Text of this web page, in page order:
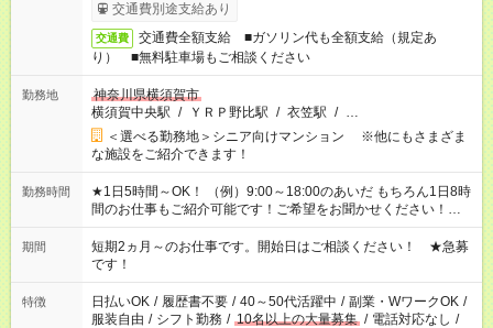
交通費別途支給あり
交通費
交通費全額支給 ■ガソリン代も全額支給（規定あ
り） ■無料駐車場もご相談ください
勤務地
神奈川県横須賀市
横須賀中央駅 / ＹＲＰ野比駅 / 衣笠駅 / …
＜選べる勤務地＞シニア向けマンション ※他にもさまざま
な施設をご紹介できます！
勤務時間
★1日5時間～OK！ （例）9:00～18:00のあいだ もちろん1日8時
間のお仕事もご紹介可能です！ご希望をお聞かせください！★家
庭の都合でお休みが必要な場合も遠慮なくご相談ください。 ※
週最低15時間以上の勤務が必要です
期間
短期2ヵ月～のお仕事です。開始日はご相談ください！ ★急募
です！
特徴 日払いOK / 履歴書不要 / 40～50代活躍中 / 副業・WワークOK /
服装自由 / シフト勤務 / 10名以上の大量募集 / 電話対応なし /